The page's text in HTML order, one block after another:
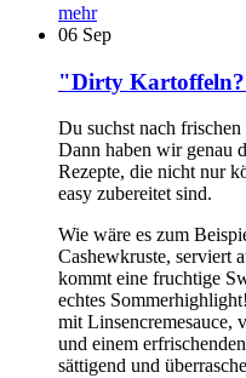
mehr
06 Sep
"Dirty
Du suchst nach
Dann haben wir genau
Rezepte, die nicht nur
easy zubereitet sind.
Wie wäre es zum
Cashewkruste, serviert
kommt eine fruchtige
echtes
mit Linsencremesauce,
und einem
sättigend und